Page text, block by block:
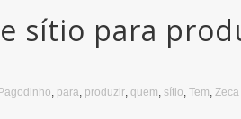
sítio para
Pagodinho, para, produzir, quem, sítio, Tem, Zeca